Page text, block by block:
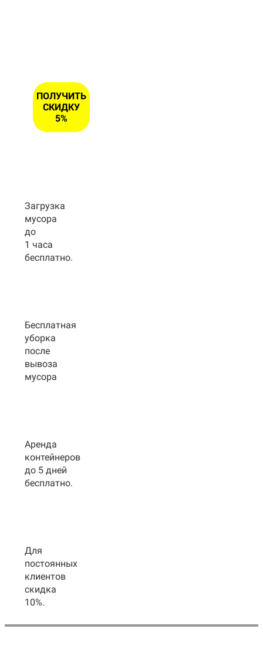
ПОЛУЧИТЬ
СКИДКУ
5%
Загрузка
мусора
до
1 часа
бесплатно.
Бесплатная
уборка
после
вывоза
мусора
Аренда
контейнеров
до 5 дней
бесплатно.
Для
постоянных
клиентов
скидка
10%.